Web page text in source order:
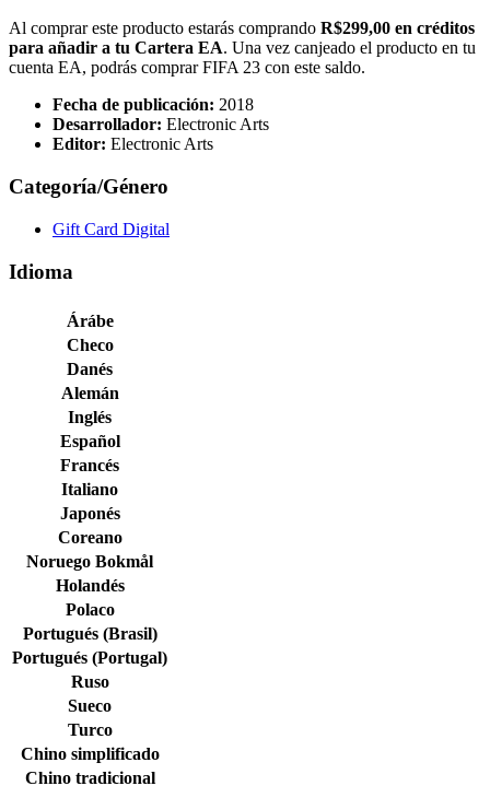
Al comprar este producto estarás comprando R$299,00 en créditos
para añadir a tu Cartera EA. Una vez canjeado el producto en tu
cuenta EA, podrás comprar FIFA 23 con este saldo.
Fecha de publicación: 2018
Desarrollador: Electronic Arts
Editor: Electronic Arts
Categoría/Género
Gift Card Digital
Idioma
Árábe
Checo
Danés
Alemán
Inglés
Español
Francés
Italiano
Japonés
Coreano
Noruego Bokmål
Holandés
Polaco
Portugués (Brasil)
Portugués (Portugal)
Ruso
Sueco
Turco
Chino simplificado
Chino tradicional